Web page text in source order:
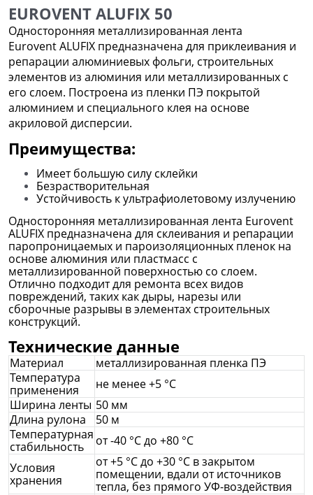
EUROVENT ALUFIX 50
Односторонняя металлизированная лента
Eurovent ALUFIX предназначена для приклеивания и
репарации алюминиевых фольги, строительных
элементов из алюминия или металлизированных с
его слоем. Построенa из пленки ПЭ покрытой
алюминием и специального клея на основе
акриловой дисперсии.
Преимущества:
Имеет большую силу склейки
Безрастворительная
Устойчивость к ультрафиолетовому излучению
Односторонняя металлизированная лента Eurovent
ALUFIX предназначена для склеивания и репарации
паропроницаемых и пароизоляционных пленок на
основе алюминия или пластмасс с
металлизированной поверхностью со слоем.
Отлично подходит для ремонта всех видов
повреждений, таких как дыры, нарезы или
сборочные разрывы в элементах строительных
конструкций.
Технические данные
Материал
металлизированная пленка ПЭ
Температура
применения
не менее +5 °C
Ширина ленты 50 мм
Длина рулона
50 м
Температурная
стабильность
от -40 °C до +80 °C
Условия
хранения
от +5 °С до +30 °С в закрытом
помещении, вдали от источников
тепла, без прямого УФ-воздействия